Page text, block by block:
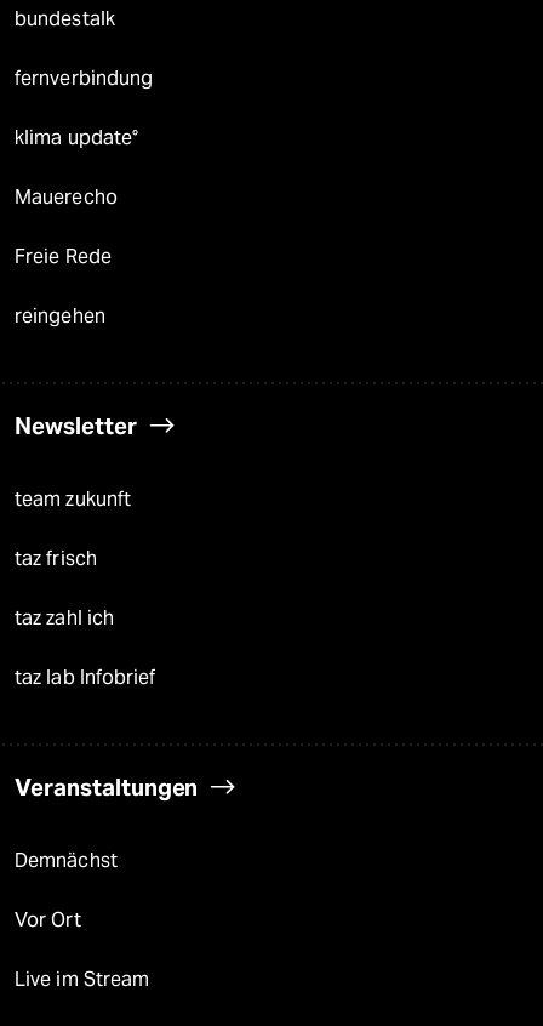
bundestalk
fernverbindung
klima update°
Mauerecho
Freie Rede
reingehen
Newsletter
team zukunft
taz frisch
taz zahl ich
taz lab Infobrief
Veranstaltungen
Demnächst
Vor Ort
Live im Stream